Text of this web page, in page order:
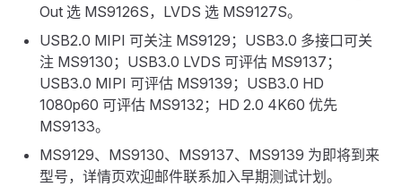
Out 选 MS9126S，LVDS 选 MS9127S。
USB2.0 MIPI 可关注 MS9129；USB3.0 多接口可关
注 MS9130；USB3.0 LVDS 可评估 MS9137；
USB3.0 MIPI 可评估 MS9139；USB3.0 HD
1080p60 可评估 MS9132；HD 2.0 4K60 优先
MS9133。
MS9129、MS9130、MS9137、MS9139 为即将到来
型号，详情页欢迎邮件联系加入早期测试计划。